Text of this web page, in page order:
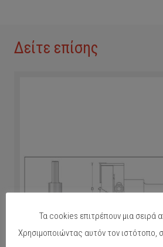
Δείτε επίσης
Τα cookies επιτρέπουν μια σειρά
Χρησιμοποιώντας αυτόν τον ιστότοπο,